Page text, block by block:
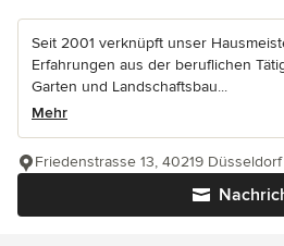
Seit 2001 verknüpft unser
Erfahrungen aus der beruflichen
Garten und Landschaftsbau...
Mehr
Friedenstrasse 13, 40219 Düsseldorf